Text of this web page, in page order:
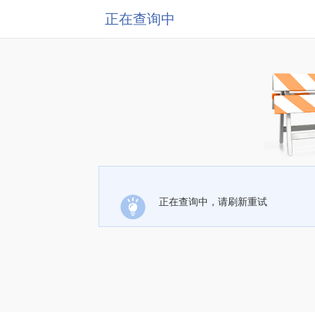
正在查询中
正在查询中，请刷新重试